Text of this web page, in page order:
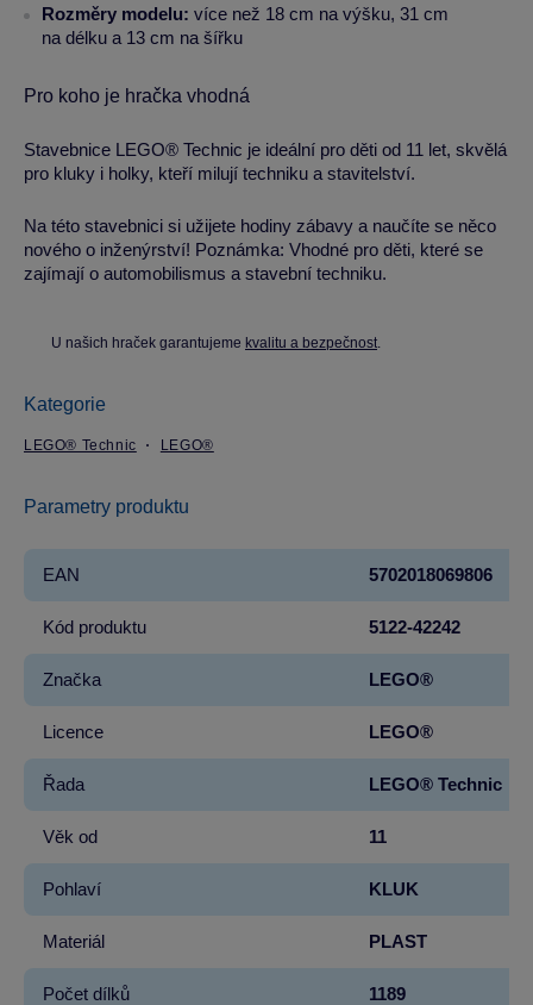
Rozměry modelu: více než 18 cm na výšku, 31 cm
na délku a 13 cm na šířku
Pro koho je hračka vhodná
Stavebnice LEGO® Technic je ideální pro děti od 11 let, skvělá
pro kluky i holky, kteří milují techniku a stavitelství.
Na této stavebnici si užijete hodiny zábavy a naučíte se něco
nového o inženýrství! Poznámka: Vhodné pro děti, které se
zajímají o automobilismus a stavební techniku.
U našich hraček garantujeme kvalitu a bezpečnost
Kategorie
LEGO® Technic LEGO®
Parametry produktu
EAN 5702018069806
Kód produktu 5122-42242
Značka LEGO®
Licence LEGO®
Řada LEGO® Technic
Věk od 11
Pohlaví KLUK
Materiál PLAST
Počet dílků 1189